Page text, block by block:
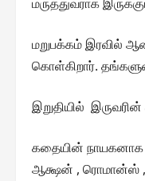
மறுபக்கம் இரவில்
கொள்கிறார்.
இறுதியில்
கதையின் நாயகனாக
ஆக்ஷன் , ரொமான்ஸ் ,